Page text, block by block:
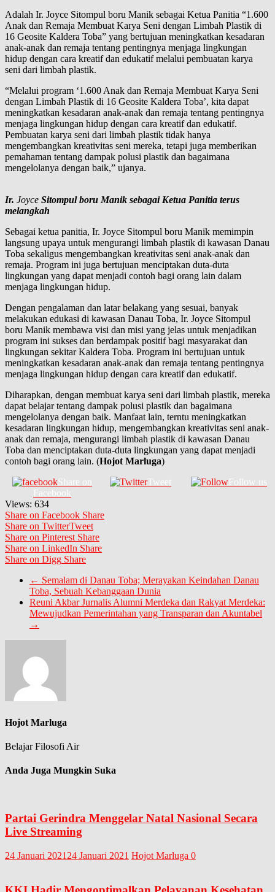
Adalah Ir. Joyce Sitompul boru Manik sebagai Ketua Panitia “1.600
Anak dan Remaja Membuat Karya Seni dengan Limbah Plastik di
16 Geosite Kaldera Toba” yang bertujuan meningkatkan kesadaran
anak-anak dan remaja tentang pentingnya menjaga lingkungan
hidup dengan cara kreatif dan edukatif melalui pembuatan karya
seni dari limbah plastik.
“Melalui program ‘1.600 Anak dan Remaja Membuat Karya Seni
dengan Limbah Plastik di 16 Geosite Kaldera Toba’, kita dapat
meningkatkan kesadaran anak-anak dan remaja tentang pentingnya
menjaga lingkungan hidup dengan cara kreatif dan edukatif.
Pembuatan karya seni dari limbah plastik tidak hanya
mengembangkan kreativitas seni mereka, tetapi juga memberikan
pemahaman tentang dampak polusi plastik dan bagaimana
mengelolanya dengan baik,” ujanya.
Ir. Joyce Sitompul boru Manik sebagai Ketua Panitia terus
melangkah
Sebagai ketua panitia, Ir. Joyce Sitompul boru Manik memimpin
langsung upaya untuk mengurangi limbah plastik di kawasan Danau
Toba sekaligus mengembangkan kreativitas seni anak-anak dan
remaja. Program ini juga bertujuan menciptakan duta-duta
lingkungan yang dapat menjadi contoh bagi orang lain dalam
menjaga lingkungan hidup.
Dengan pengalaman dan latar belakang yang sesuai, banyak
melakukan edukasi di kawasan Danau Toba, Ir. Joyce Sitompul
boru Manik membawa visi dan misi yang jelas untuk menjadikan
program ini sukses dan berdampak positif bagi masyarakat dan
lingkungan sekitar Kaldera Toba. Program ini bertujuan untuk
meningkatkan kesadaran anak-anak dan remaja tentang pentingnya
menjaga lingkungan hidup dengan cara kreatif dan edukatif.
Diharapkan, dengan membuat karya seni dari limbah plastik, mereka
dapat belajar tentang dampak polusi plastik dan bagaimana
mengelolanya dengan baik. Manfaat lain, terntu meningkatkan
kesadaran lingkungan hidup, mengembangkan kreativitas seni anak-
anak dan remaja, mengurangi limbah plastik di kawasan Danau
Toba dan menciptakan duta-duta lingkungan yang dapat menjadi
contoh bagi orang lain. (Hojot Marluga)
Share on
Facebook
Tweet Follow us
Views: 634
Share on Facebook Share
Share on TwitterTweet
Share on Pinterest Share
Share on LinkedIn Share
Share on Digg Share
← Semalam di Danau Toba; Merayakan Keindahan Danau
Toba, Sebuah Kebanggaan Dunia
Reuni Akbar Jurnalis Alumni Merdeka dan Rakyat Merdeka:
Mewujudkan Pemerintahan yang Transparan dan Akuntabel
→
Hojot Marluga
Belajar Filosofi Air
Anda Juga Mungkin Suka
Partai Gerindra Menggelar Natal Nasional Secara
Live Streaming
24 Januari 2021 24 Januari 2021 Hojot Marluga 0